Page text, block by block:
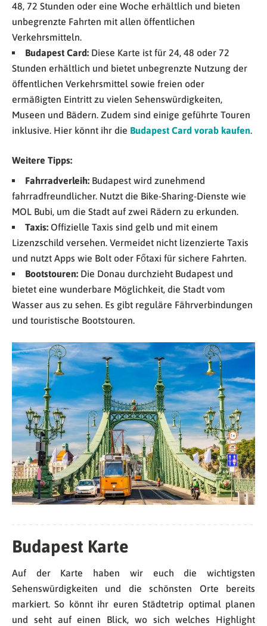
48, 72 Stunden oder eine Woche erhältlich und bieten
unbegrenzte Fahrten mit allen öffentlichen
Verkehrsmitteln.
Budapest Card: Diese Karte ist für 24, 48 oder 72
Stunden erhältlich und bietet unbegrenzte Nutzung der
öffentlichen Verkehrsmittel sowie freien oder
ermäßigten Eintritt zu vielen Sehenswürdigkeiten,
Museen und Bädern. Zudem sind einige geführte Touren
inklusive. Hier könnt ihr die Budapest Card vorab kaufen.
Weitere Tipps:
Fahrradverleih: Budapest wird zunehmend
fahrradfreundlicher. Nutzt die Bike-Sharing-Dienste wie
MOL Bubi, um die Stadt auf zwei Rädern zu erkunden.
Taxis: Offizielle Taxis sind gelb und mit einem
Lizenzschild versehen. Vermeidet nicht lizenzierte Taxis
und nutzt Apps wie Bolt oder Főtaxi für sichere Fahrten.
Bootstouren: Die Donau durchzieht Budapest und
bietet eine wunderbare Möglichkeit, die Stadt vom
Wasser aus zu sehen. Es gibt reguläre Fährverbindungen
und touristische Bootstouren.
Budapest Karte
Auf der Karte haben wir euch die wichtigsten
Sehenswürdigkeiten und die schönsten Orte bereits
markiert. So könnt ihr euren Städtetrip optimal planen
und seht auf einen Blick, wo sich welches Highlight